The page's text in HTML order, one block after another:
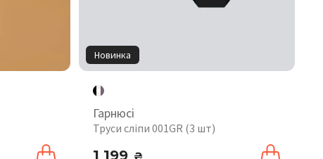
Новинка
Гарнюсі
Труси сліпи 001GR (3 шт)
1 199